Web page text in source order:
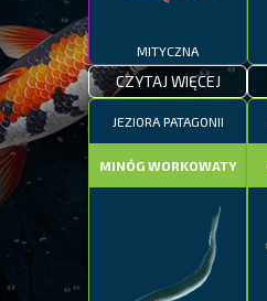
MITYCZNA
CZYTAJ WIĘCEJ
JEZIORA PATAGONII
MINÓG WORKOWATY